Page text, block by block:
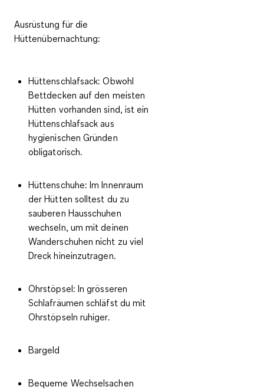
Ausrüstung für die
Hüttenübernachtung:
Hüttenschlafsack: Obwohl
Bettdecken auf den meisten
Hütten vorhanden sind, ist ein
Hüttenschlafsack aus
hygienischen Gründen
obligatorisch.
Hüttenschuhe: Im Innenraum
der Hütten solltest du zu
sauberen Hausschuhen
wechseln, um mit deinen
Wanderschuhen nicht zu viel
Dreck hineinzutragen.
Ohrstöpsel: In grösseren
Schlafräumen schläfst du mit
Ohrstöpseln ruhiger.
Bargeld
Bequeme Wechselsachen